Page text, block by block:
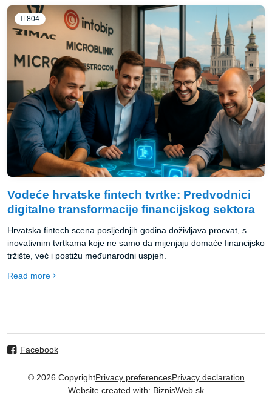
804
Vodeće hrvatske fintech tvrtke: Predvodnici
digitalne transformacije financijskog sektora
Hrvatska fintech scena posljednjih godina doživljava procvat, s
inovativnim tvrtkama koje ne samo da mijenjaju domaće financijsko
tržište, već i postižu međunarodni uspjeh.
Read more
Facebook
© 2026 CopyrightPrivacy preferencesPrivacy declaration
Website created with: BiznisWeb.sk